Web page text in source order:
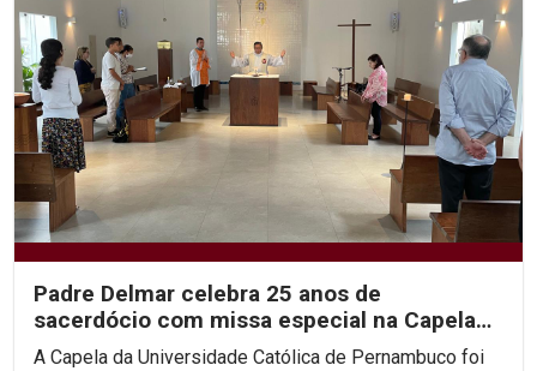
Padre Delmar celebra 25 anos de
sacerdócio com missa especial na Capela
da Unicap
A Capela da Universidade Católica de Pernambuco foi